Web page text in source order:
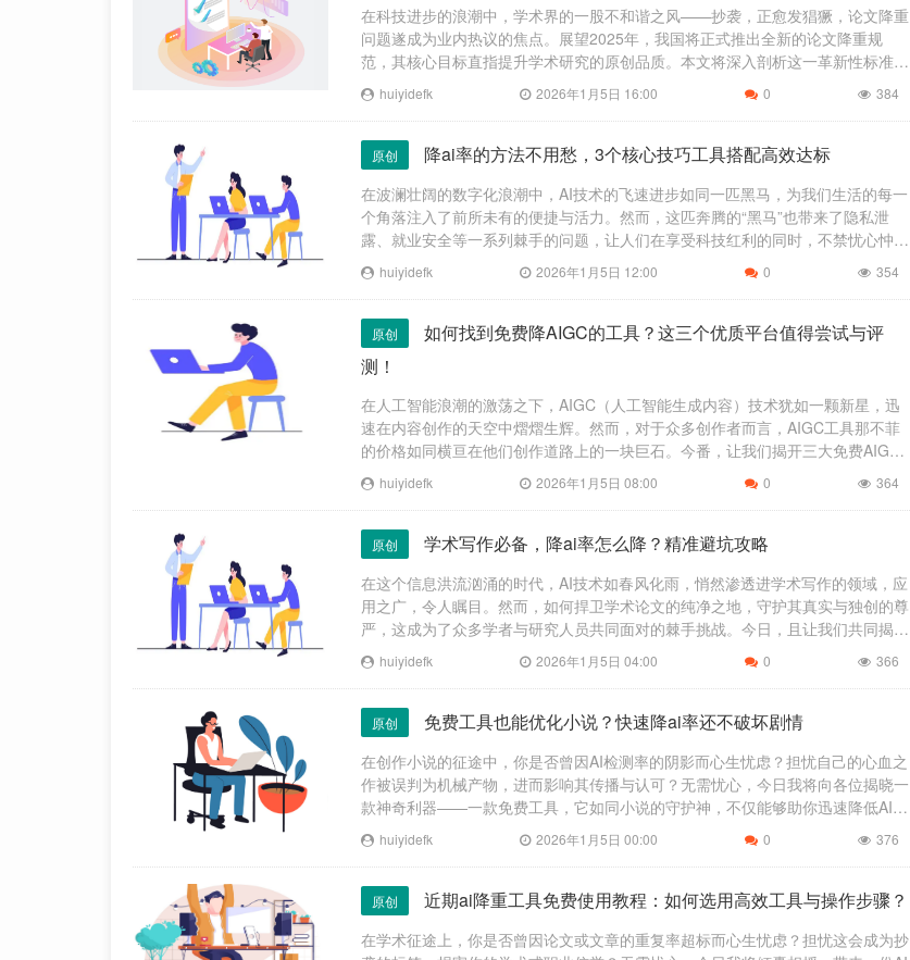
在科技进步的浪潮中，学术界的一股不和谐之风——抄袭，正愈发猖獗，论文降重
问题遂成为业内热议的焦点。展望2025年，我国将正式推出全新的论文降重规
范，其核心目标直指提升学术研究的原创品质。本文将深入剖析这一革新性标准，
并针对科研工作者提供切实可行的建议，助力大家
huiyidefk 2026年1月5日 16:00 0 384
原创 降ai率的方法不用愁，3个核心技巧工具搭配高效达标
在波澜壮阔的数字化浪潮中，AI技术的飞速进步如同一匹黑马，为我们生活的每一
个角落注入了前所未有的便捷与活力。然而，这匹奔腾的“黑马”也带来了隐私泄
露、就业安全等一系列棘手的问题，让人们在享受科技红利的同时，不禁忧心忡
忡。那么，如何在享受AI带来的便捷同时，有效
huiyidefk 2026年1月5日 12:00 0 354
原创
如何找到免费降AIGC的工具？这三个优质平台值得尝试与评
测！
在人工智能浪潮的激荡之下，AIGC（人工智能生成内容）技术犹如一颗新星，迅
速在内容创作的天空中熠熠生辉。然而，对于众多创作者而言，AIGC工具那不菲
的价格如同横亘在他们创作道路上的一块巨石。今番，让我们揭开三大免费AIGC
工具的神秘面纱，助你轻松跨越这一障碍，
huiyidefk 2026年1月5日 08:00 0 364
原创 学术写作必备，降ai率怎么降？精准避坑攻略
在这个信息洪流汹涌的时代，AI技术如春风化雨，悄然渗透进学术写作的领域，应
用之广，令人瞩目。然而，如何捍卫学术论文的纯净之地，守护其真实与独创的尊
严，这成为了众多学者与研究人员共同面对的棘手挑战。今日，且让我们共同揭开
面纱，深入剖析，探寻如何巧妙地降低AI率，
huiyidefk 2026年1月5日 04:00 0 366
原创 免费工具也能优化小说？快速降ai率还不破坏剧情
在创作小说的征途中，你是否曾因AI检测率的阴影而心生忧虑？担忧自己的心血之
作被误判为机械产物，进而影响其传播与认可？无需忧心，今日我将向各位揭晓一
款神奇利器——一款免费工具，它如同小说的守护神，不仅能够助你迅速降低AI检
测率，更在优化的旅途中，无损地守护你的剧
huiyidefk 2026年1月5日 00:00 0 376
原创 近期ai降重工具免费使用教程：如何选用高效工具与操作步骤？
在学术征途上，你是否曾因论文或文章的重复率超标而心生忧虑？担忧这会成为抄